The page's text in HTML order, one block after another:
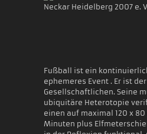
Neckar Heidelberg 2007 e.
Fußball ist ein
ephemeres Event . Er ist
Gesellschaftlichen. Seine
ubiquitäre Heterotopie
einen auf maximal 120 x 80
Minuten plus